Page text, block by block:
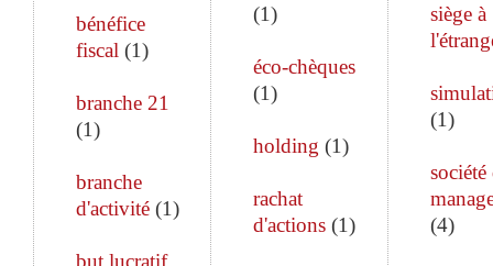
bénéfice
fiscal (1)
branche 21
(1)
branche
d'activité (1)
but lucratif
(1)
éco-chèques
(1)
holding (1)
rachat
d'actions(1)
siège à
(1)
société
(4)